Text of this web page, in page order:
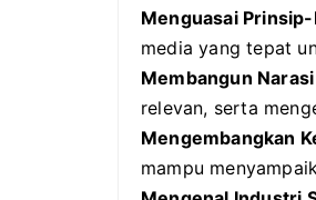
Menguasai
media yang tepat
Membangun
relevan, serta
Mengembangkan
mampu